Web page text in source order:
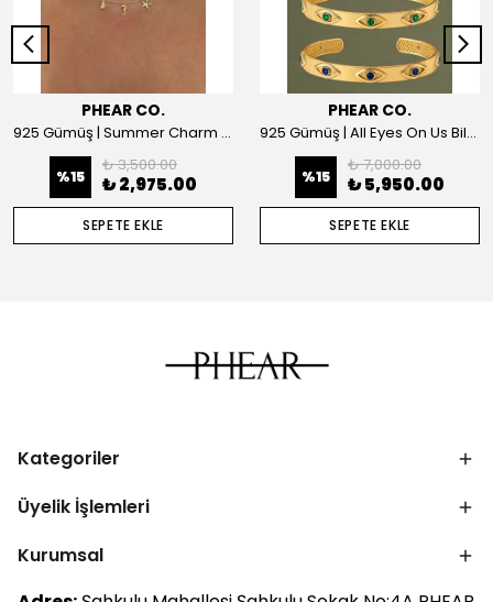
PHEAR CO.
925 Gümüş | Summer Charm Kolye
%15
₺ 3,500.00
₺ 2,975.00
SEPETE EKLE
PHEAR CO.
925 Gümüş | All Eyes On Us Bilezik
%15
₺ 7,000.00
₺ 5,950.00
SEPETE EKLE
Kategoriler
Üyelik İşlemleri
Kurumsal